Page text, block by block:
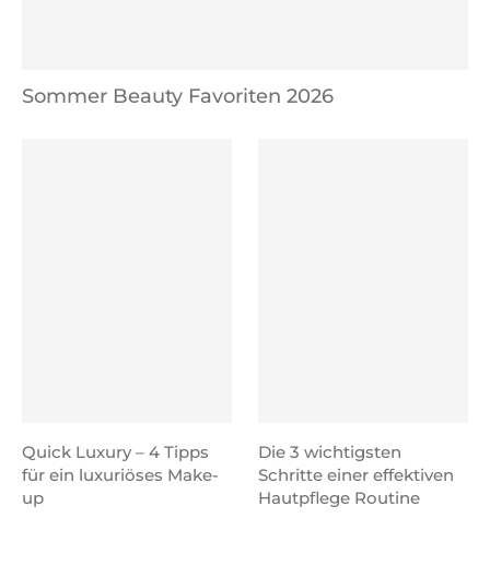
Sommer Beauty Favoriten 2026
Quick Luxury – 4 Tipps
für ein luxuriöses Make-
up
Die 3 wichtigsten
Schritte einer effektiven
Hautpflege Routine